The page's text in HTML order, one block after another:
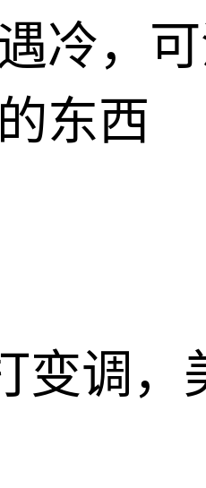
冷，
东西
变调